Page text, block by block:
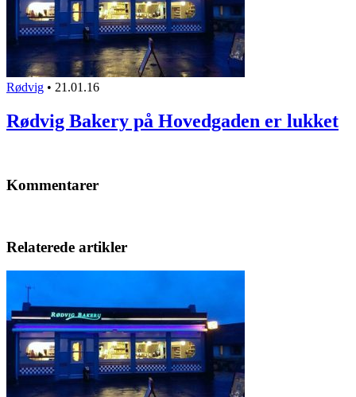
Rødvig • 21.01.16
Rødvig Bakery på Hovedgaden er lukket
Kommentarer
Relaterede artikler